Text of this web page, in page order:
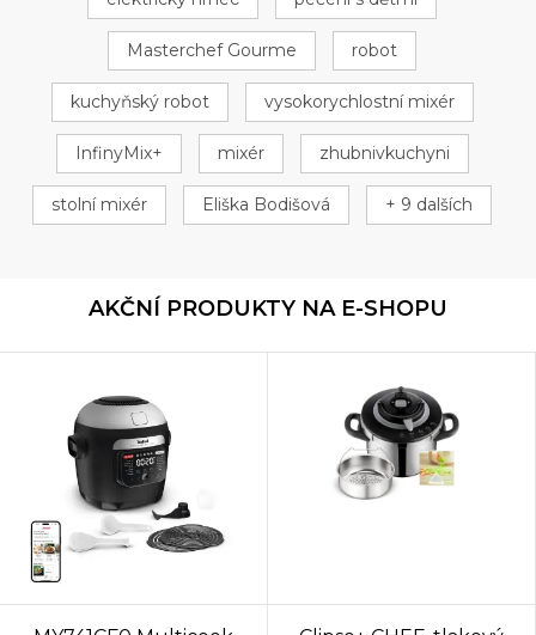
Masterchef Gourme robot
kuchyňský robot vysokorychlostní mixér
InfinyMix+ mixér zhubnivkuchyni
stolní mixér Eliška Bodišová + 9 dalších
AKČNÍ PRODUKTY NA E-SHOPU